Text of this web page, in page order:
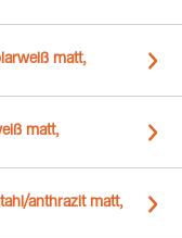
matt,
matt,
anthrazit matt,